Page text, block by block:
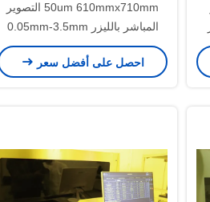
50um 610mmx710mm التصوير
المباشر بالليزر 0.05mm-3.5mm
احصل على أفضل سعر